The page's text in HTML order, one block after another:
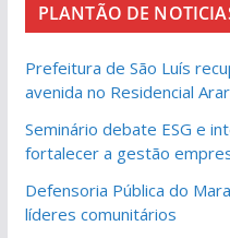
PLANTÃO DE
Prefeitura de São Luís
avenida no Residencial
Seminário debate ESG e
fortalecer a gestão
Defensoria Pública do
líderes comunitários